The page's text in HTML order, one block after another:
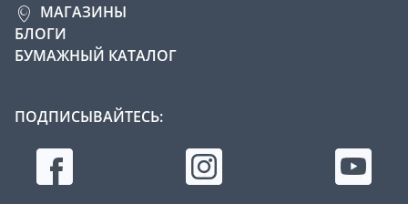
МАГАЗИНЫ
БЛОГИ
БУМАЖНЫЙ КАТАЛОГ
ПОДПИСЫВАЙТЕСЬ: